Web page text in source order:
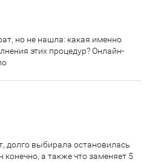
но не нашла: какая именно
этих процедур? Онлайн-
долго выбирала остановилась
конечно, а также что заменяет 5